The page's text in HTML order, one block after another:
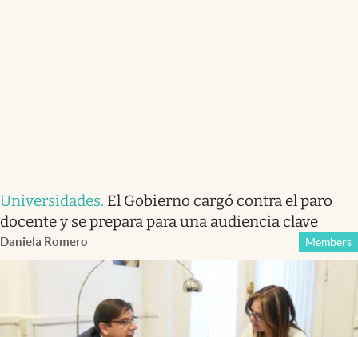
Universidades. El Gobierno cargó contra el paro
docente y se prepara para una audiencia clave
Daniela Romero Members